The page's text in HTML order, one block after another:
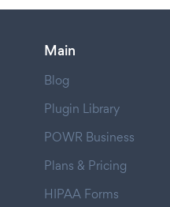
Main
Blog
Plugin Library
POWR Business
Plans & Pricing
HIPAA Forms